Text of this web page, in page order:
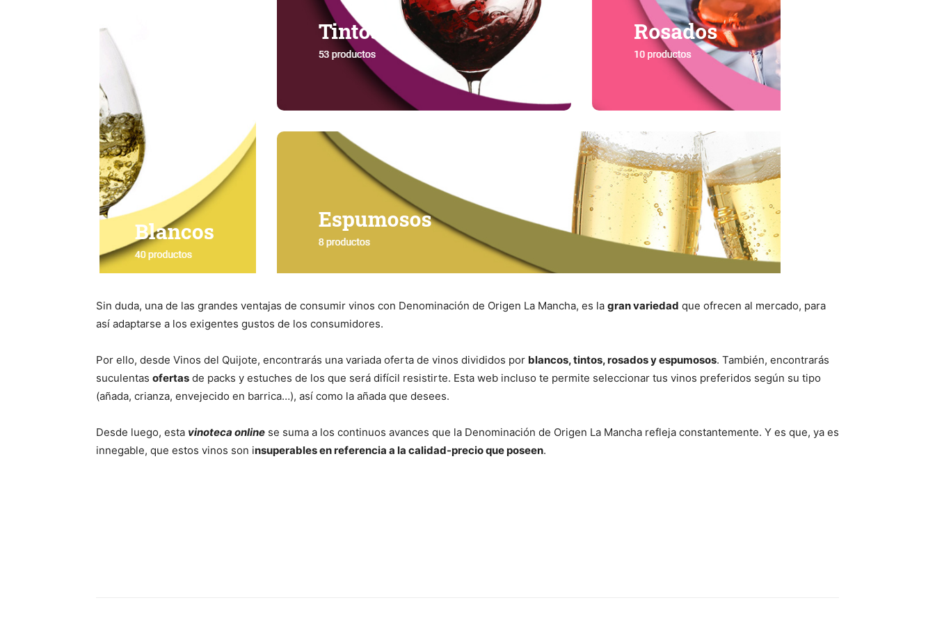
Sin duda, una de las grandes ventajas de consumir vinos con Denominación de Origen La Mancha, es la gran variedad que ofrecen al mercado, para
así adaptarse a los exigentes gustos de los consumidores.
Por ello, desde Vinos del Quijote, encontrarás una variada oferta de vinos divididos por blancos, tintos, rosados y espumosos. También, encontrarás
suculentas ofertas de packs y estuches de los que será difícil resistirte. Esta web incluso te permite seleccionar tus vinos preferidos según su tipo
(añada, crianza, envejecido en barrica…), así como la añada que desees.
Desde luego, esta vinoteca online se suma a los continuos avances que la Denominación de Origen La Mancha refleja constantemente. Y es que, ya es
innegable, que estos vinos son insuperables en referencia a la calidad-precio que poseen.